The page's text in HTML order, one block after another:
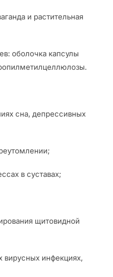
и растительная
оболочка капсулы
сна, депрессивных
в суставах;
щитовидной
вирусных инфекциях,